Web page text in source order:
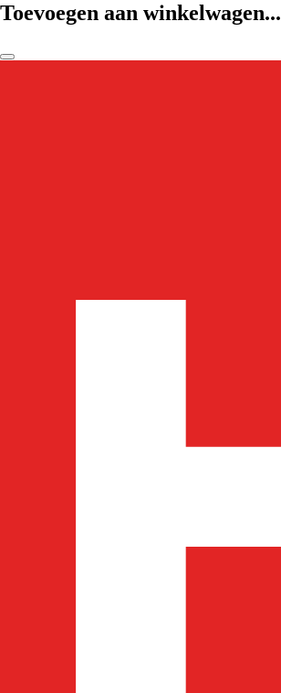
Toevoegen aan winkelwagen...